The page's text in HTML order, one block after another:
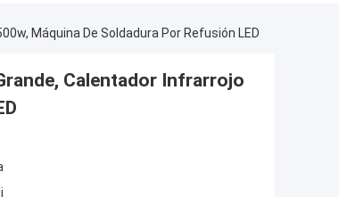
Máquina De Soldadura Por Refusión LED
Calentador Infrarrojo